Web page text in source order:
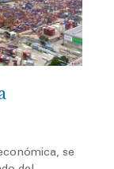
se
a
g